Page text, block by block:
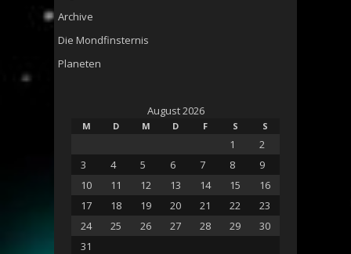
Archive
Die Mondfinsternis
Planeten
August 2026
M D M D F S S
1
2
3
4 5 6 7 8
9
10
11 12 13 14 15
16
17
18 19 20 21 22
23
24
25 26 27 28 29
30
31